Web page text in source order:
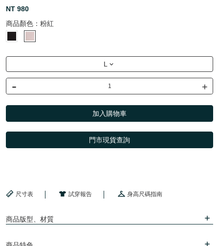
NT 980
商品顏色： 粉紅
L
- +
加入購物車
門市現貨查詢
尺寸表 試穿報告 身高尺碼指南
商品版型、材質